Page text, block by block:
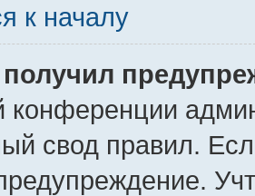
к началу
конференции
свод правил.